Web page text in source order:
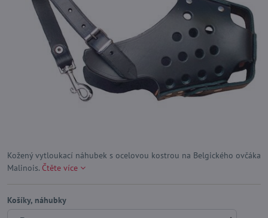
Kožený vytloukací náhubek s ocelovou kostrou na Belgického ovčáka
Malinois. Čtěte více
Košíky, náhubky